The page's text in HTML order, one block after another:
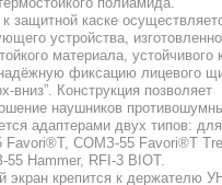
защитной каске
устройства,
материала, устойчивого
фиксацию лицевого
вниз”. Конструкция позволяет
наушников
адаптерами двух типов:
Favori®T, СОМЗ-55 Favori®T
Hammer, RFI-3 BIOT.
крепится к держателю